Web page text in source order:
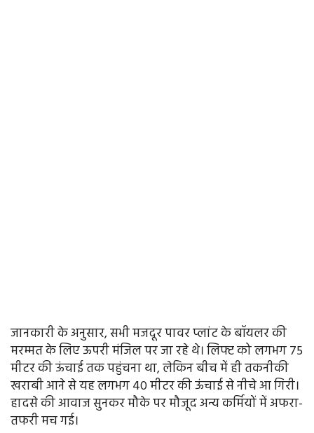
जानकारी के अनुसार, सभी मजदूर पावर प्लांट के बॉयलर की
मरम्मत के लिए ऊपरी मंजिल पर जा रहे थे। लिफ्ट को लगभग 75
मीटर की ऊंचाई तक पहुंचना था, लेकिन बीच में ही तकनीकी
खराबी आने से यह लगभग 40 मीटर की ऊंचाई से नीचे आ गिरी।
हादसे की आवाज सुनकर मौके पर मौजूद अन्य कर्मियों में अफरा-
तफरी मच गई।